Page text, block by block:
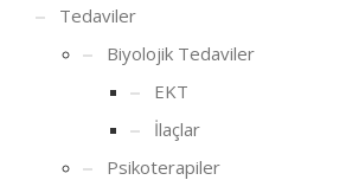
Tedaviler
Biyolojik Tedaviler
EKT
İlaçlar
Psikoterapiler